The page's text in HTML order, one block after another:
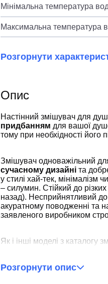
Мінімальна температура
Максимальна температура
Розгорнути
Опис
Настінний змішувач для
придбанням для вашої
тому при необхідності його
Змішувач одноважільний
сучасному дизайні та
у стилі хай-тек, мінімалізм
– силумин. Стійкий до
назад). Несприйнятливий до
акуратному поводженні та
заявленого виробником
Як і інші моделі з каталогу
швидкістю налаштування
Розгорнути опис